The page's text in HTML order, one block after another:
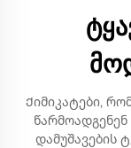
Ქიმიკატები,
დამუშავების